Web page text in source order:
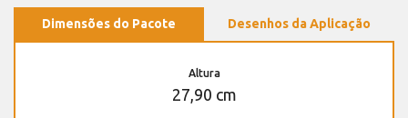
Dimensões do Pacote Desenhos da Aplicação
Altura
27,90 cm